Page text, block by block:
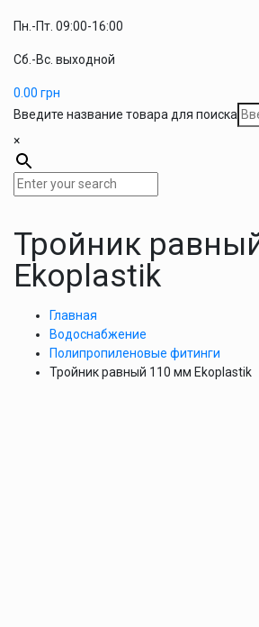
Пн.-Пт. 09:00-16:00
Сб.-Вс. выходной
0.00 грн
Введите название товара для поиска
×
Тройник
Ekoplastik
Главная
Водоснабжение
Полипропиленовые фитинги
Тройник равный 110 мм Ekoplastik